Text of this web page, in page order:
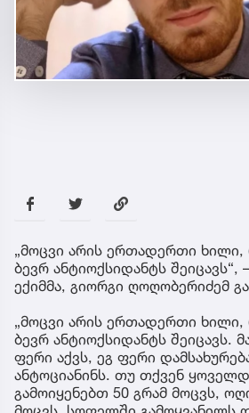
„მოცვი არის ერთადერთი
ბევრ ანტიოქსიდანტს შეიცავს“,
ექიმმა, გიორგი ღოღობერიძემ
„მოცვი არის ერთადერთი
ბევრ ანტიოქსიდანტს შეიცავს.
ფერი აქვს, ეგ ფერი
ანტოციანინს. თუ თქვენ
გამოიყენებთ 50 გრამ მოცვს,